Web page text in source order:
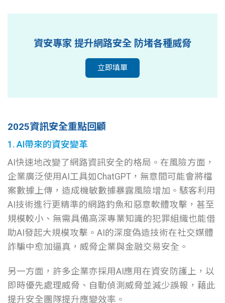
資安專家 提升網路安全 防堵各種威脅
立即填單
2025資訊安全重點回顧
1. AI帶來的資安變革
AI快速地改變了網路資訊安全的格局。在風險方面，
企業廣泛使用AI工具如ChatGPT，無意間可能會將檔
案數據上傳，造成機敏數據暴露風險增加。駭客利用
AI技術進行更精準的網路釣魚和惡意軟體攻擊，甚至
規模較小、無需具備高深專業知識的犯罪組織也能借
助AI發起大規模攻擊。 AI的深度偽造技術在社交媒體
詐騙中愈加逼真，威脅企業與金融交易安全。
另一方面，許多企業亦採用AI應用在資安防護上，以
即時優先處理威脅、自動偵測威脅並減少誤報，藉此
提升安全團隊提升應變效率。